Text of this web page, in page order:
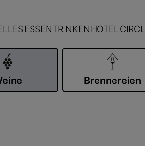
ESSENTRINKENHOTEL
Brennereien